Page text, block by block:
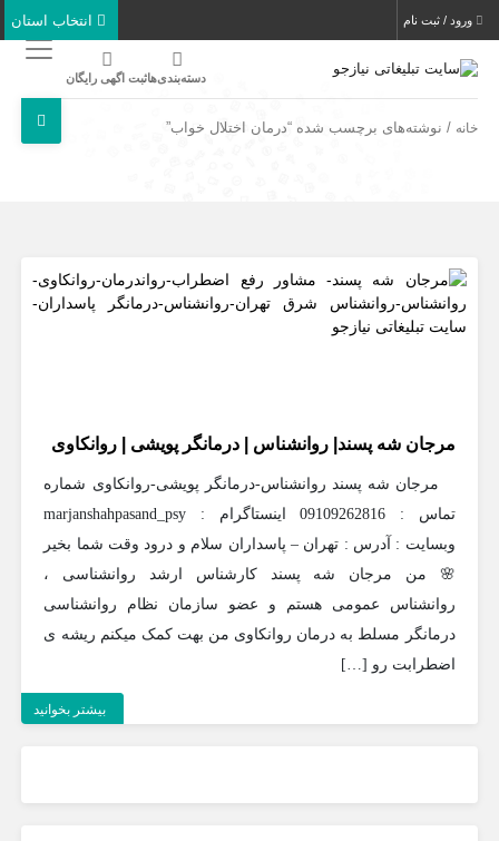
ورود / ثبت نام
دسته‌بندی‌هاثبت اگهی رایگان
خانه / نوشته‌های برچسب شده “درمان اختلال خواب”
مرجان شه پسند| روانشناس | درمانگر پویشی | روانکاوی
مرجان شه پسند روانشناس-درمانگر پویشی-روانکاوی شماره
تماس : 09109262816 اینستاگرام : marjanshahpasand_psy
وبسایت : آدرس : تهران – پاسداران سلام و درود وقت شما بخیر
🌸 من مرجان شه پسند کارشناس ارشد روانشناسی ،
روانشناس عمومی هستم و عضو سازمان نظام روانشناسی
درمانگر مسلط به درمان روانکاوی من بهت کمک میکنم ریشه ی
اضطرابت رو […]
بیشتر بخوانید